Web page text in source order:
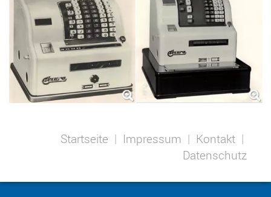
Startseite | Impressum | Kontakt |
Datenschutz